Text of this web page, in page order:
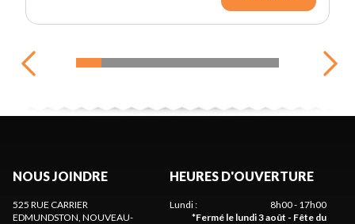
NOUS JOINDRE
525 RUE CARRIER
EDMUNDSTON, NOUVEAU-
HEURES D'OUVERTURE
Lundi:
8h00 - 17h00
*Fermé le lundi 3 août - Fête du